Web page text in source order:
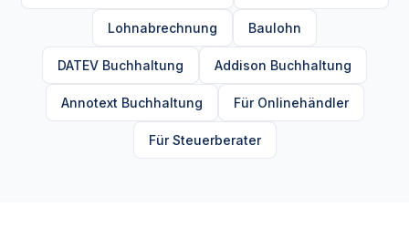
Lohnabrechnung Baulohn
DATEV Buchhaltung Addison Buchhaltung
Annotext Buchhaltung Für Onlinehändler
Für Steuerberater